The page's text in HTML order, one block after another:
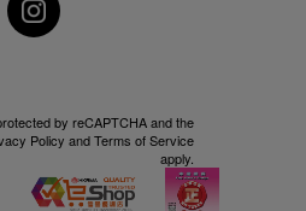
by reCAPTCHA and the
Policy andTerms of Service
apply.